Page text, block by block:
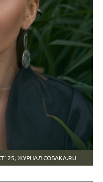
25, ЖУРНАЛ СОБАКА.RU